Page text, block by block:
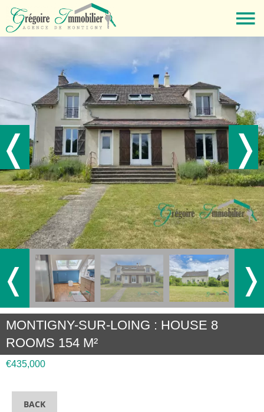
❬ ❭
MONTIGNY-SUR-LOING : HOUSE 8
ROOMS 154 M²
€435,000
BACK